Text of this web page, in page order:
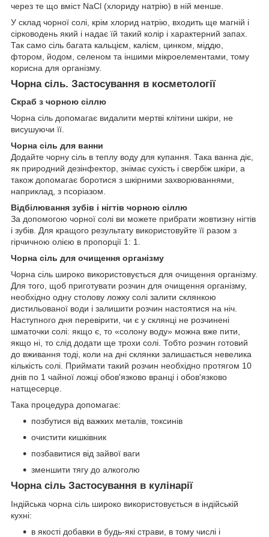
через те що вміст NaCl (хлориду натрію) в ній менше.
У склад чорної солі, крім хлорид натрію, входить ще магній і
сірководень який і надає їй такий колір і характерний запах.
Так само сіль багата кальцієм, калієм, цинком, міддю,
фтором, йодом, селеном та іншими мікроелементами, тому
корисна для організму.
Чорна сіль. Застосування в косметології
Скраб з чорною сіллю
Чорна сіль допомагає видалити мертві клітини шкіри, не
висушуючи її.
Чорна сіль для ванни
Додайте чорну сіль в теплу воду для купання. Така ванна діє,
як природний дезінфектор, знімає сухість і свербіж шкіри, а
також допомагає боротися з шкірними захворюваннями,
наприклад, з псоріазом.
Відбілювання зубів і нігтів чорною сіллю
За допомогою чорної солі ви можете прибрати жовтизну нігтів
і зубів. Для кращого результату використовуйте її разом з
гірчичною олією в пропорції 1: 1.
Чорна сіль для очищення організму
Чорна сіль широко використовується для очищення організму.
Для того, щоб приготувати розчин для очищення організму,
необхідно одну столову ложку солі залити склянкою
дистильованої води і залишити розчин настоятися на ніч.
Наступного дня перевірити, чи є у склянці не розчинені
шматочки солі: якщо є, то «солону воду» можна вже пити,
якщо ні, то слід додати ще трохи солі. Тобто розчин готовий
до вживання тоді, коли на дні склянки залишається невелика
кількість солі. Приймати такий розчин необхідно протягом 10
днів по 1 чайної ложці обов'язково вранці і обов'язково
натщесерце.
Така процедура допомагає:
позбутися від важких металів, токсинів
очистити кишківник
позбавитися від зайвої ваги
зменшити тягу до алкоголю
Чорна сіль Застосування в кулінарії
Індійська чорна сіль широко використовується в індійській
кухні:
в якості добавки в будь-які страви, в тому числі і